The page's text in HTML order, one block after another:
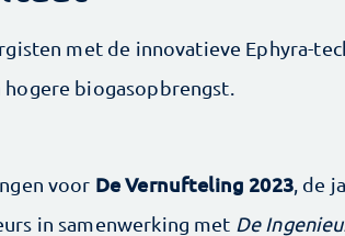
met de innovatieve Ephyra-
biogasopbrengst.
voor De Vernufteling 2023, de
in samenwerking met De